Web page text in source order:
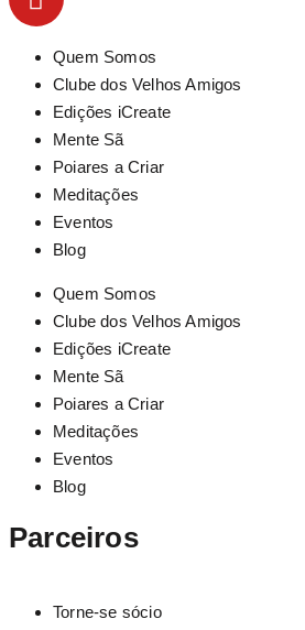
Quem Somos
Clube dos Velhos Amigos
Edições iCreate
Mente Sã
Poiares a Criar
Meditações
Eventos
Blog
Quem Somos
Clube dos Velhos Amigos
Edições iCreate
Mente Sã
Poiares a Criar
Meditações
Eventos
Blog
Parceiros
Torne-se sócio